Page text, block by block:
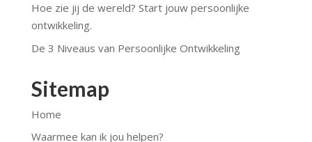
Hoe zie jij de wereld? Start jouw persoonlijke
ontwikkeling.
De 3 Niveaus van Persoonlijke Ontwikkeling
Sitemap
Home
Waarmee kan ik jou helpen?